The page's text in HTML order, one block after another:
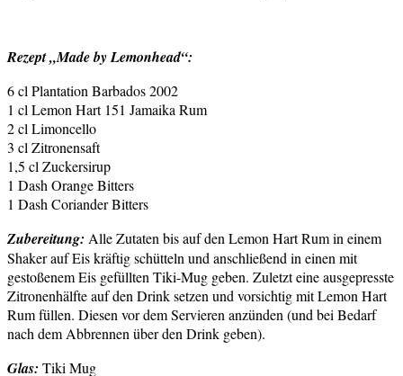
Rezept „Made by Lemonhead“:
6 cl Plantation Barbados 2002
1 cl Lemon Hart 151 Jamaika Rum
2 cl Limoncello
3 cl Zitronensaft
1,5 cl Zuckersirup
1 Dash Orange Bitters
1 Dash Coriander Bitters
Zubereitung: Alle Zutaten bis auf den Lemon Hart Rum in einem
Shaker auf Eis kräftig schütteln und anschließend in einen mit
gestoßenem Eis gefüllten Tiki-Mug geben. Zuletzt eine ausgepresste
Zitronenhälfte auf den Drink setzen und vorsichtig mit Lemon Hart
Rum füllen. Diesen vor dem Servieren anzünden (und bei Bedarf
nach dem Abbrennen über den Drink geben).
Glas: Tiki Mug